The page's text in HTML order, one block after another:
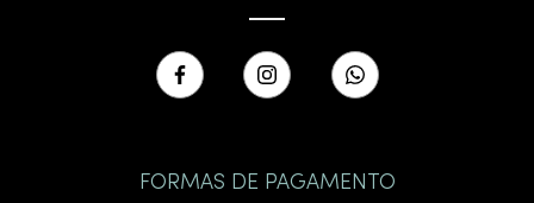
FORMAS DE PAGAMENTO